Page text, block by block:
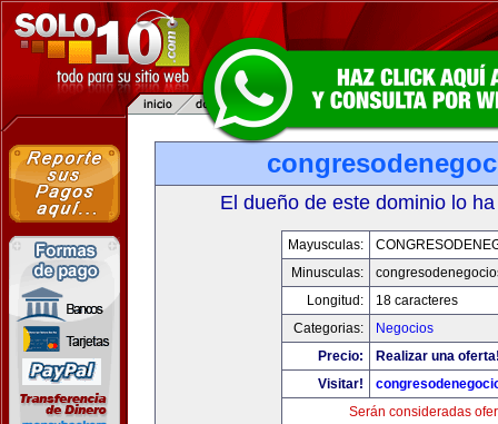
El dueño de este dominio lo
Mayusculas:
Minusculas:
Longitud:
18 caracteres
Categorias:
Negocios
Precio:
Realizar una
Visitar!
Serán consideradas